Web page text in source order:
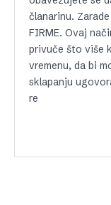
članarinu.
FIRME. Ovaj
privuče što više
vremenu, da bi
sklapanju
re